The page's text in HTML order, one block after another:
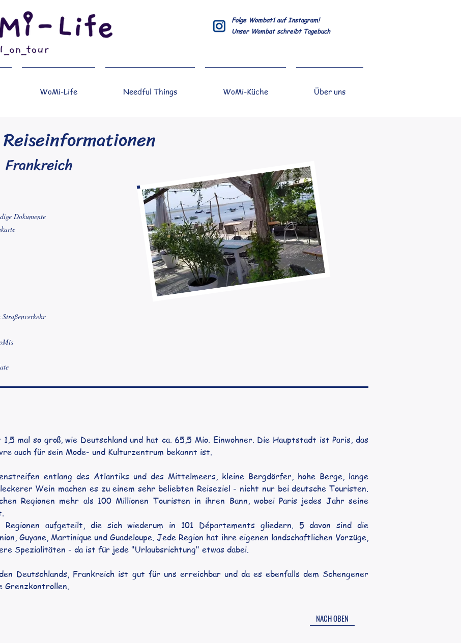
Folge Wombat1 auf Instagram!
Unser Wombat schreibt Tagebuch
WoMi-Life Needful Things WoMi-Küche Über uns
Frankreich
Dokumente
mal so groß, wie Deutschland und hat ca. 65,5 Mio. Einwohner. Die Hauptstadt ist Paris, das
auch für sein Mode- und Kulturzentrum bekannt ist.
entlang des Atlantiks und des Mittelmeers, kleine Bergdörfer, hohe Berge, lange
Wein machen es zu einem sehr beliebten Reiseziel - nicht nur bei deutsche Touristen.
Regionen mehr als 100 Millionen Touristen in ihren Bann, wobei Paris jedes Jahr seine
aufgeteilt, die sich wiederum in 101 Départements gliedern. 5 davon sind die
Guyane, Martinique und Guadeloupe. Jede Region hat ihre eigenen landschaftlichen Vorzüge,
Spezialitäten - da ist für jede "Urlaubsrichtung" etwas dabei.
Deutschlands, Frankreich ist gut für uns erreichbar und da es ebenfalls dem Schengener
Grenzkontrollen.
NACH OBEN